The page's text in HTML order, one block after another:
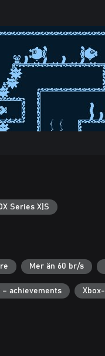
Series X|S
Mer än 60 br/s
– achievements